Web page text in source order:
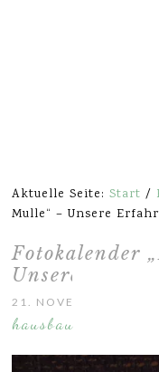
Aktuelle Seite:Start /
Mulle“ – Unsere
Fotokalender
Unsere
21. NOVEMBER 2014
hausbau